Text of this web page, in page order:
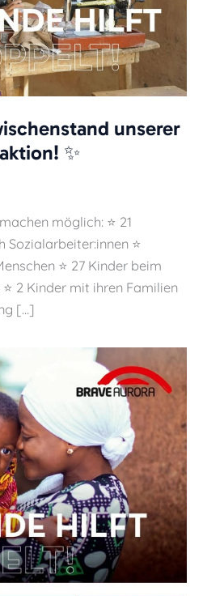
unserer
✨
möglich: ⭐ 21
Sozialarbeiter:innen ⭐
⭐ 27 Kinder beim
2 Kinder mit ihren Familien
[…]